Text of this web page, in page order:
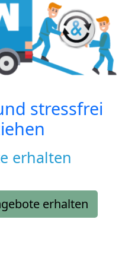
stressfrei
erhalten
erhalten